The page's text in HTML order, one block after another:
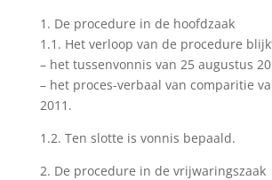
1. De procedure in de hoofdzaak
1.1. Het verloop van de procedure
– het tussenvonnis van 25 augustus
– het proces-verbaal van comparitie
2011.
1.2. Ten slotte is vonnis bepaald.
2. De procedure in de vrijwaringszaak